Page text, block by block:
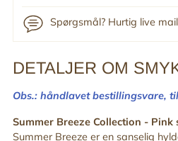
Spørgsmål? Hurtig live
Tilføj
til
din
indkøbskurv
DETALJER OM
Obs.: håndlavet bestillingsvare,
Summer Breeze Collection - Pink
Summer Breeze er en sanselig